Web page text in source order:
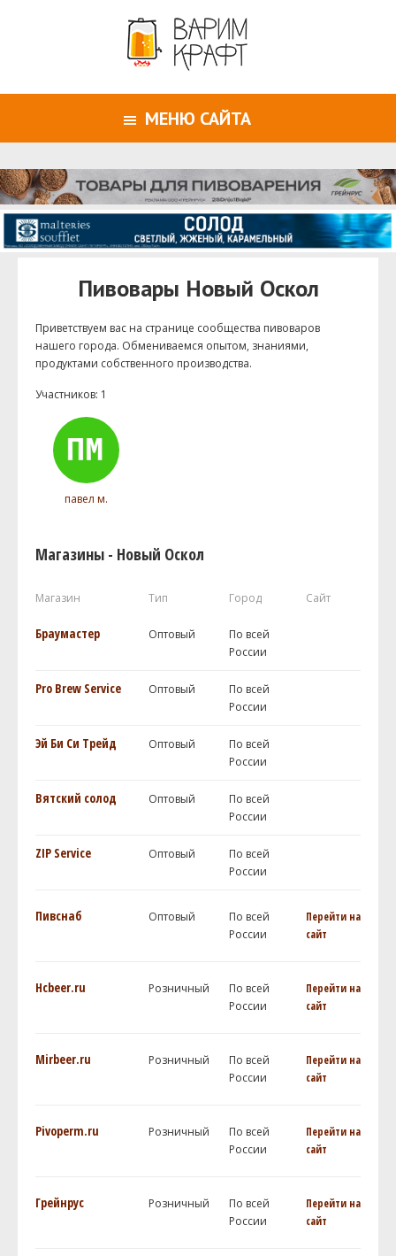
МЕНЮ САЙТА
Пивовары Новый Оскол
Приветствуем ваc на странице сообщества пивоваров
нашего города. Обмениваемся опытом, знаниями,
продуктами собственного производства.
Участников: 1
павел м.
Магазины - Новый Оскол
Магазин Тип Город Сайт
Браумастер Оптовый
По всей
России
Pro Brew Service Оптовый
По всей
России
Эй Би Си Трейд Оптовый
По всей
России
Вятский солод Оптовый
По всей
России
ZIP Service Оптовый
По всей
России
Пивснаб Оптовый
По всей
России
Перейти на
сайт
Hcbeer.ru Розничный
По всей
России
Перейти на
сайт
Mirbeer.ru Розничный
По всей
России
Перейти на
сайт
Pivoperm.ru Розничный
По всей
России
Перейти на
сайт
Грейнрус Розничный
По всей
России
Перейти на
сайт